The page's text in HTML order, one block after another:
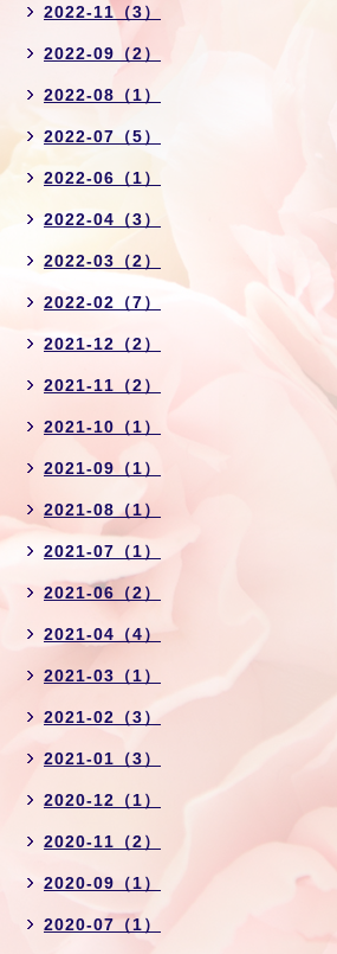
2022-11（3）
2022-09（2）
2022-08（1）
2022-07（5）
2022-06（1）
2022-04（3）
2022-03（2）
2022-02（7）
2021-12（2）
2021-11（2）
2021-10（1）
2021-09（1）
2021-08（1）
2021-07（1）
2021-06（2）
2021-04（4）
2021-03（1）
2021-02（3）
2021-01（3）
2020-12（1）
2020-11（2）
2020-09（1）
2020-07（1）